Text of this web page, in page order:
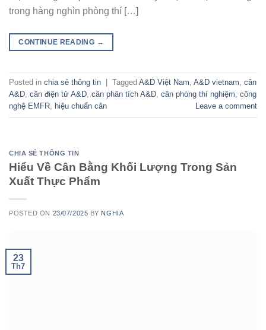
trong hàng nghìn phòng thí […]
CONTINUE READING →
Posted in chia sẻ thông tin Tagged A&D Việt Nam, A&D vietnam, cân
A&D, cân điện tử A&D, cân phân tích A&D, cân phòng thí nghiệm, công
nghệ EMFR, hiệu chuẩn cân Leave a comment
CHIA SẺ THÔNG TIN
Hiểu Về Cân Bằng Khối Lượng Trong Sản
Xuất Thực Phẩm
POSTED ON 23/07/2025 BY NGHIA
23
Th7